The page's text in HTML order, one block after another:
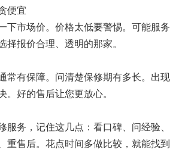
便宜
下市场价。价格太低要警惕。可能服务
择报价合理、透明的那家。
常有保障。问清楚保修期有多长。出现
。好的售后让您更放心。
服务，记住这几点：看口碑、问经验、
重售后。花点时间多做比较，就能找到